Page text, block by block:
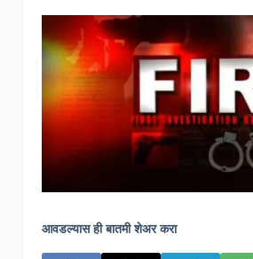
आवडल्यास ही बातमी शेअर करा